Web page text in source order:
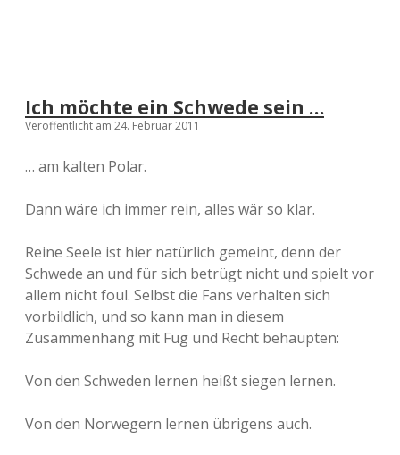
1. FC
–
Bremen
Minsk
Ajax
Amsterdam
–
FC Bayern
München
5:2 (
und
Highlights
Real Madrid – Ferencvaros 6:1
Real Madrid – Sturm Graz 6:1
Willem II
– Sparta Prag
Ich möchte ein Schwede sein …
Veröffentlicht am 24. Februar 2011
… am kalten Polar.
Dann wäre ich immer rein, alles wär so klar.
Reine Seele ist hier natürlich gemeint, denn der
Schwede an und für sich betrügt nicht und spielt vor
allem nicht foul. Selbst die Fans verhalten sich
vorbildlich, und so kann man in diesem
Zusammenhang mit Fug und Recht behaupten:
Von den Schweden lernen heißt siegen lernen.
Von den Norwegern lernen übrigens auch.